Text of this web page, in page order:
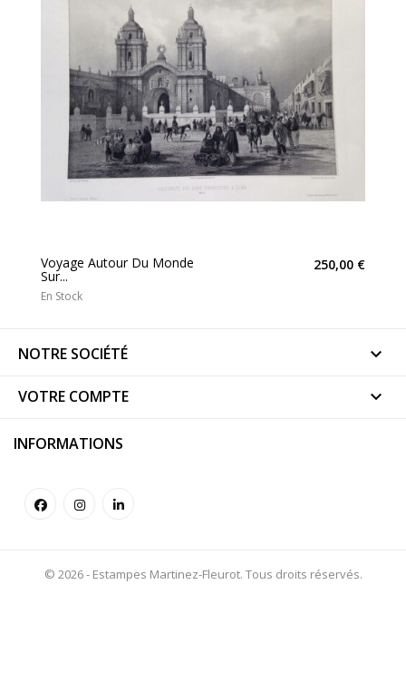
Voyage Autour Du Monde
Sur...
250,00 €
En Stock
NOTRE SOCIÉTÉ 
VOTRE COMPTE 
INFORMATIONS
© 2026 - Estampes Martinez-Fleurot. Tous droits réservés.